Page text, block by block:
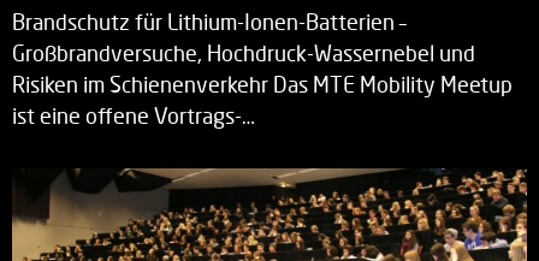
Brandschutz für Lithium-Ionen-Batterien –
Großbrandversuche, Hochdruck-Wassernebel und
Risiken im Schienenverkehr Das MTE Mobility Meetup
ist eine offene Vortrags-…